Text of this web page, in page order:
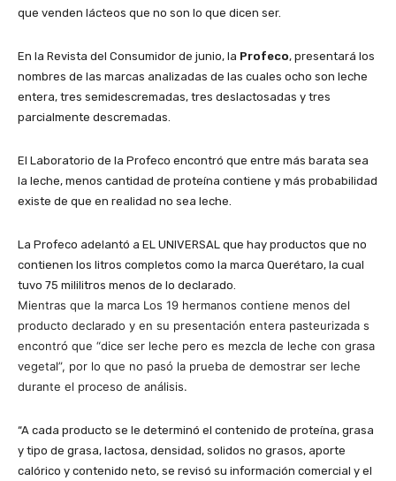
que venden lácteos que no son lo que dicen ser.
En la Revista del Consumidor de junio, la Profeco, presentará los
nombres de las marcas analizadas de las cuales ocho son leche
entera, tres semidescremadas, tres deslactosadas y tres
parcialmente descremadas.
El Laboratorio de la Profeco encontró que entre más barata sea
la leche, menos cantidad de proteína contiene y más probabilidad
existe de que en realidad no sea leche.
La Profeco adelantó a EL UNIVERSAL que hay productos que no
contienen los litros completos como la marca Querétaro, la cual
tuvo 75 mililitros menos de lo declarado.
Mientras que la marca Los 19 hermanos contiene menos del
producto declarado y en su presentación entera pasteurizada s
encontró que “dice ser leche pero es mezcla de leche con grasa
vegetal”, por lo que no pasó la prueba de demostrar ser leche
durante el proceso de análisis.
“A cada producto se le determinó el contenido de proteína, grasa
y tipo de grasa, lactosa, densidad, solidos no grasos, aporte
calórico y contenido neto, se revisó su información comercial y el